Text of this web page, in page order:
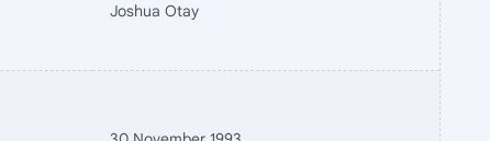
Joshua Otay